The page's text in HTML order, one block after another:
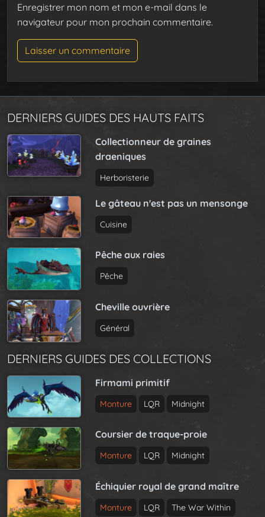
Enregistrer mon nom et mon e-mail dans le
navigateur pour mon prochain commentaire.
DERNIERS GUIDES DES HAUTS FAITS
Collectionneur de graines
draeniques
Herboristerie
Le gâteau n'est pas un mensonge
Cuisine
Pêche aux raies
Pêche
Cheville ouvrière
Général
DERNIERS GUIDES DES COLLECTIONS
Firmami primitif
Monture LQR Midnight
Coursier de traque-proie
Monture LQR Midnight
Échiquier royal de grand maître
Monture LQR The War Within